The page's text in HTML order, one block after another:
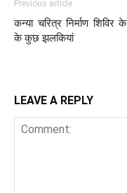
Previous article
कन्या चरित्र निर्माण शिविर
के कुछ झलकियां
LEAVE A REPLY